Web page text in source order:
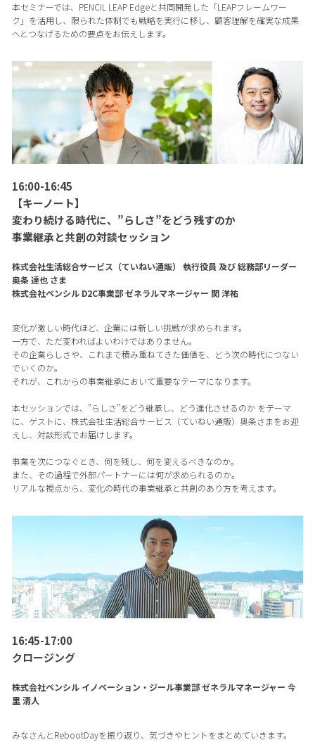
本セミナーでは、PENCIL LEAP Edgeと共同開発した「LEAPフレームワー
ク」を活用し、限られた体制でも戦略を実行に移し、顧客理解を確実な成果
へとつなげるための要点をお伝えします。
16:00-16:45
【キーノート】
変わり続ける時代に、”らしさ”をどう残すのか
事業継承と共創の対談セッション
株式会社生活総合サービス（ていねい通販） 執行役員 及び 総務部リーダー
奥条 達也 さま
株式会社ペンシル D2C事業部 ゼネラルマネージャー 関 洋祐
変化が激しい時代ほど、企業には新しい挑戦が求められます。
一方で、ただ変わればよいわけではありません。
その企業らしさや、これまで積み重ねてきた価値を、どう次の時代につない
でいくのか。
それが、これからの事業継承において重要なテーマになります。
本セッションでは、”らしさ”をどう継承し、どう進化させるのか をテーマ
に、ゲストに、株式会社生活総合サービス（ていねい通販）奥条さまをお迎
えし、対談形式でお届けします。
事業を次につなぐとき、何を残し、何を変えるべきなのか。
また、その過程で外部パートナーには何が求められるのか。
リアルな視点から、変化の時代の事業継承と共創のあり方を考えます。
16:45-17:00
クロージング
株式会社ペンシル イノベーション・ジール事業部 ゼネラルマネージャー 今
里 清人
みなさんとRebootDayを振り返り、気づきやヒントをまとめていきます。